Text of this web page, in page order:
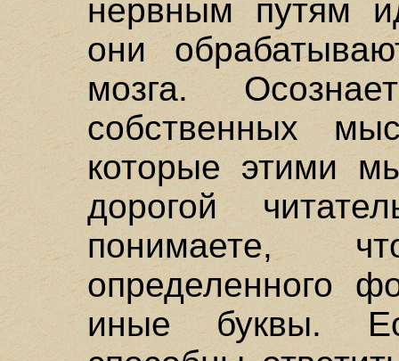
нервным путям
они
мозга.
собственных
которые этими
дорогой
понимаете,
определенного
иные буквы.